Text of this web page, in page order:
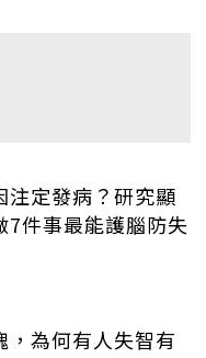
注定發病？研究顯
7件事最能護腦防失
，為何有人失智有